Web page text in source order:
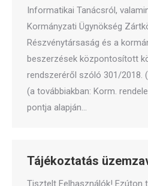
Informatikai Tanácsról,
Kormányzati Ügynökség
Részvénytársaság és a
beszerzések központosított
rendszeréről szóló 301/2018.
(a továbbiakban: Korm.
pontja alapján…
Tájékoztatás
Tisztelt Felhasználók! Ezúton